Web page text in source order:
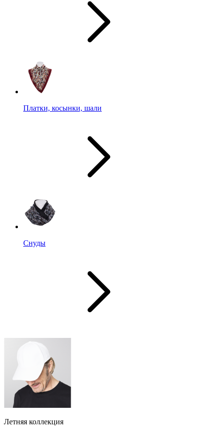
Платки, косынки, шали
Снуды
Летняя коллекция